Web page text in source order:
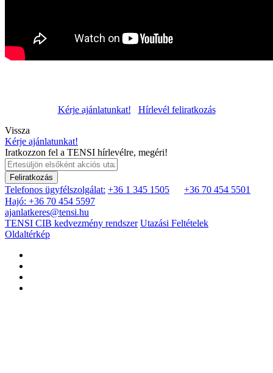
Kérje ajánlatunkat!
Hírlevél feliratkozás
Vissza
Kérje ajánlatunkat!
Iratkozzon fel a TENSI hírlevélre, megéri!
Feliratkozás
Telefonos ügyfélszolgálat: +36 1 345 1505
+36 70 454 5501
Hajó: +36 70 454 5597
ajanlatkeres@tensi.hu
TENSI CIB kedvezmény rendszer Utazási Feltételek
Oldaltérkép